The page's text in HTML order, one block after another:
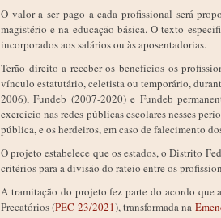
O valor a ser pago a cada profissional será
magistério e na educação básica. O texto
incorporados aos salários ou às aposentadorias.
Terão direito a receber os benefícios os
vínculo estatutário, celetista ou temporário,
2006), Fundeb (2007-2020) e Fundeb
exercício nas redes públicas escolares nesses
pública, e os herdeiros, em caso de falecimento
O projeto estabelece que os estados, o Distrito
critérios para a divisão do rateio entre os
A tramitação do projeto fez parte do acordo que
Precatórios (PEC 23/2021), transformada na